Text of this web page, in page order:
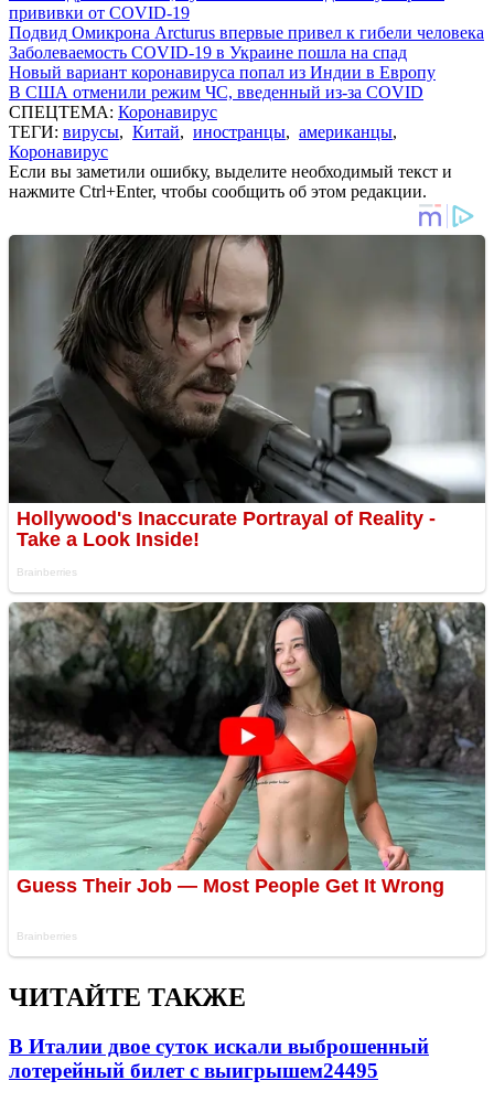
прививки от COVID-19
Подвид Омикрона Arcturus впервые привел к гибели человека
Заболеваемость COVID-19 в Украине пошла на спад
Новый вариант коронавируса попал из Индии в Европу
В США отменили режим ЧС, введенный из-за COVID
СПЕЦТЕМА: Коронавирус
ТЕГИ: вирусы, Китай, иностранцы, американцы,
Коронавирус
Если вы заметили ошибку, выделите необходимый текст и
нажмите Ctrl+Enter, чтобы сообщить об этом редакции.
ЧИТАЙТЕ ТАКЖЕ
В Италии двое суток искали выброшенный
лотерейный билет с выигрышем24495